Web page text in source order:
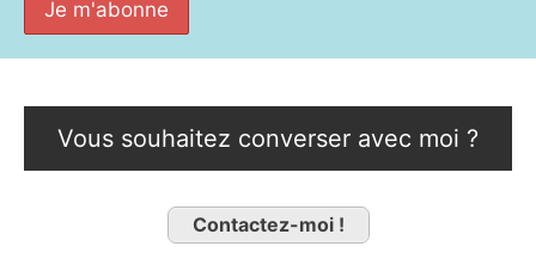
Vous souhaitez converser avec moi ?
Contactez-moi !